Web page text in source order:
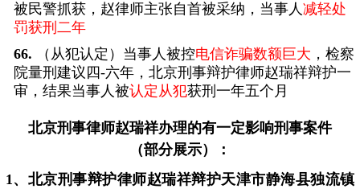
被民警抓获，赵律师主张自首被采纳，当事人减轻处
罚获刑二年
66.
（从犯认定）当事人被控电信诈骗数额巨大 ，检察
院量刑建议四-六年，北京刑事辩护律师赵瑞祥辩护一
审，结果当事人被认定从犯获刑一年五个月
北京刑事律师赵瑞祥办理的有一定影响刑事案件
（部分展示）：
1、北京刑事辩护律师赵瑞祥辩护天津市静海县独流镇